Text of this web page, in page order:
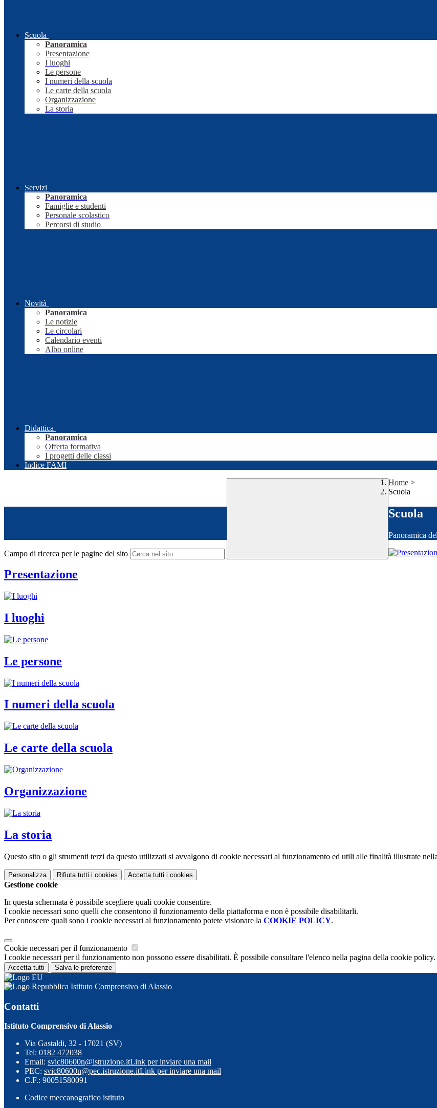
Scuola
Panoramica
Presentazione
I luoghi
Le persone
I numeri della scuola
Le carte della scuola
Organizzazione
La storia
Servizi
Panoramica
Famiglie e studenti
Personale scolastico
Percorsi di studio
Novità
Panoramica
Le notizie
Le circolari
Calendario eventi
Albo online
Didattica
Panoramica
Offerta formativa
I progetti delle classi
Indice FAMI
Campo di ricerca per le pagine del sito
Home >
Scuola
Scuola
Panoramica
Presentazione
I luoghi
Le persone
I numeri della scuola
Le carte della scuola
Organizzazione
La storia
Questo sito o gli strumenti terzi da questo utilizzati si avvalgono di cookie necessari al funzionamento ed utili alle finalità illustrate nella
Personalizza Rifiuta tutti i cookies Accetta tutti i cookies
Gestione cookie
In questa schermata è possibile scegliere quali cookie consentire.
I cookie necessari sono quelli che consentono il funzionamento della piattaforma e non è possibile disabilitarli.
Per conoscere quali sono i cookie necessari al funzionamento potete visionare la COOKIE POLICY.
Cookie necessari per il funzionamento
I cookie necessari per il funzionamento non possono essere disabilitati. È possibile consultare l'elenco nella pagina della cookie policy.
Accetta tutti Salva le preferenze
Istituto Comprensivo di Alassio
Contatti
Istituto Comprensivo di Alassio
Via Gastaldi, 32 - 17021 (SV)
Tel: 0182 472038
Email: svic80600n@istruzione.itLink per inviare una mail
PEC: svic80600n@pec.istruzione.itLink per inviare una mail
C.F.: 90051580091
Codice meccanografico istituto